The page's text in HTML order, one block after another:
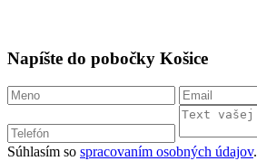
Napíšte do pobočky Košice
Súhlasím so spracovaním osobných údajov.